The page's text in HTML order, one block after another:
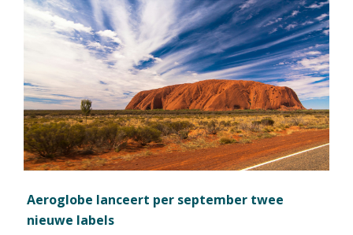
Aeroglobe lanceert per september twee
nieuwe labels